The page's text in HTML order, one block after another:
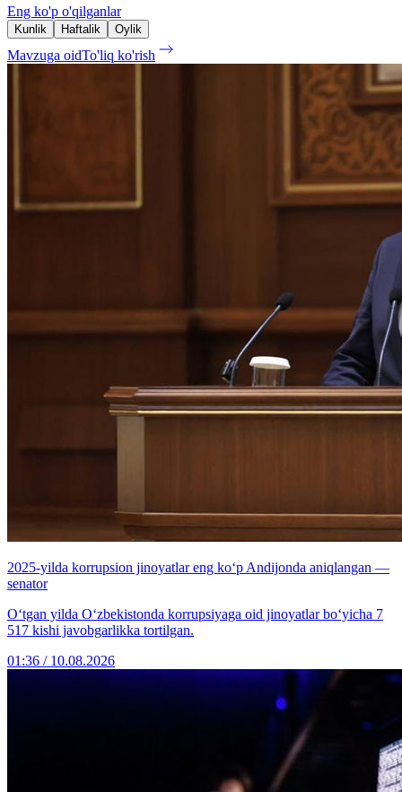
Eng ko'p o'qilganlar
Kunlik Haftalik Oylik
Mavzuga oidTo'liq ko'rish
2025-yilda korrupsion jinoyatlar eng ko‘p Andijonda aniqlangan —
senator
Oʻtgan yilda Oʻzbekistonda korrupsiyaga oid jinoyatlar bo‘yicha 7
517 kishi javobgarlikka tortilgan.
01:36 / 10.08.2026